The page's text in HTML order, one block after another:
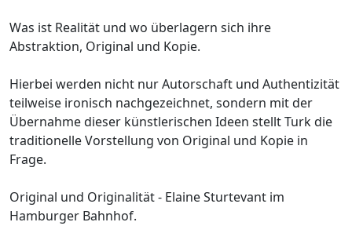
Was ist Realität und wo überlagern sich ihre
Abstraktion, Original und Kopie.
Hierbei werden nicht nur Autorschaft und Authentizität
teilweise ironisch nachgezeichnet, sondern mit der
Übernahme dieser künstlerischen Ideen stellt Turk die
traditionelle Vorstellung von Original und Kopie in
Frage.
Original und Originalität - Elaine Sturtevant im
Hamburger Bahnhof.